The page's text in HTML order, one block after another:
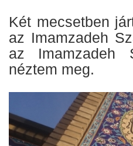
Két mecsetben
az Imamzadeh
az Imamzadeh
néztem meg.